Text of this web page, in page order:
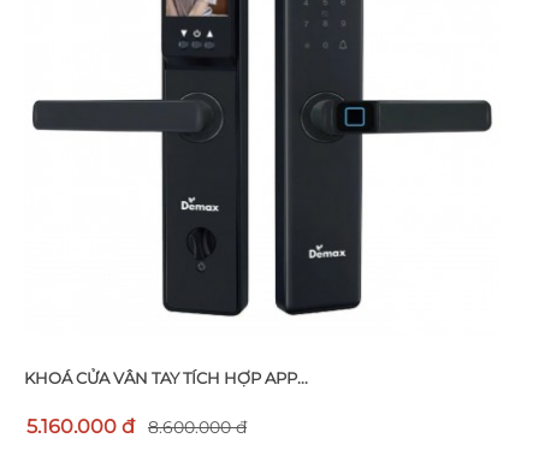
KHOÁ CỬA VÂN TAY TÍCH HỢP APP...
5.160.000 đ 8.600.000 đ